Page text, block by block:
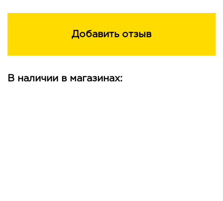
Добавить отзыв
В наличии в магазинах: